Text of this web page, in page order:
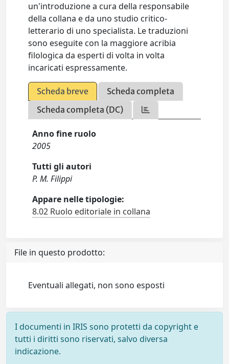
un'introduzione a cura della responsabile
della collana e da uno studio critico-
letterario di uno specialista. Le traduzioni
sono eseguite con la maggiore acribia
filologica da esperti di volta in volta
incaricati espressamente.
Scheda breve
Scheda completa
Scheda completa (DC)
Anno fine ruolo
2005
Tutti gli autori
P. M. Filippi
Appare nelle tipologie:
8.02 Ruolo editoriale in collana
File in questo prodotto:
Eventuali allegati, non sono esposti
I documenti in IRIS sono protetti da copyright e
tutti i diritti sono riservati, salvo diversa
indicazione.